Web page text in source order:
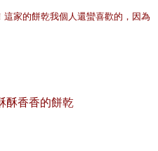
家的餅乾我個人還蠻喜歡的，因為
酥香香的餅乾